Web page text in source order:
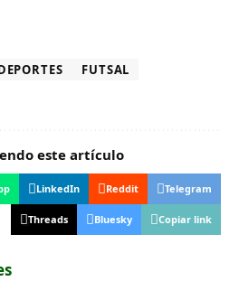
FUTSAL
este artículo
LinkedIn Reddit Telegram
Threads Bluesky Copiar link